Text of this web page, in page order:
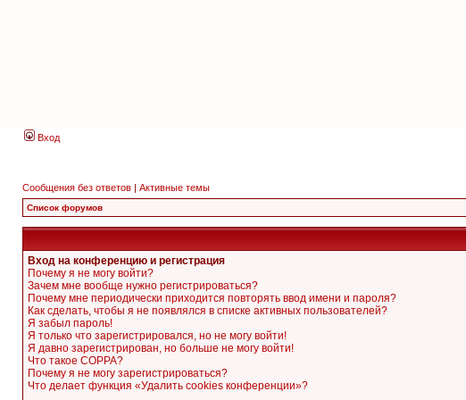
Вход
Сообщения без ответов | Активные темы
Список форумов
Вход на конференцию и регистрация
Почему я не могу войти?
Зачем мне вообще нужно регистрироваться?
Почему мне периодически приходится повторять ввод имени и пароля?
Как сделать, чтобы я не появлялся в списке активных пользователей?
Я забыл пароль!
Я только что зарегистрировался, но не могу войти!
Я давно зарегистрирован, но больше не могу войти!
Что такое COPPA?
Почему я не могу зарегистрироваться?
Что делает функция «Удалить cookies конференции»?